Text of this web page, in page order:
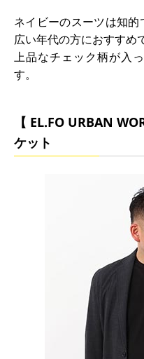
ネイビーのスーツは知
広い年代の方におすすめ
上品なチェック柄が入
す。
【 EL.FO URBAN
ケット